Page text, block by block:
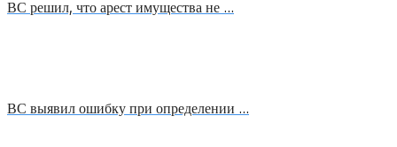
ВС решил, что арест имущества не …
ВС выявил ошибку при определении …